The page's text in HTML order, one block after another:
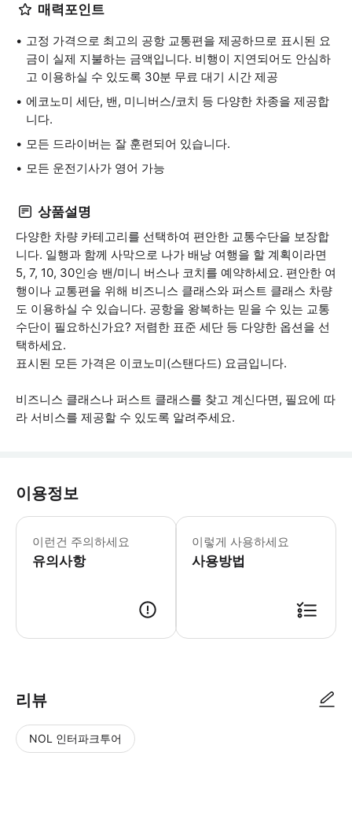
매력포인트
고정 가격으로 최고의 공항 교통편을 제공하므로 표시된 요
금이 실제 지불하는 금액입니다. 비행이 지연되어도 안심하
고 이용하실 수 있도록 30분 무료 대기 시간 제공
에코노미 세단, 밴, 미니버스/코치 등 다양한 차종을 제공합
니다.
모든 드라이버는 잘 훈련되어 있습니다.
모든 운전기사가 영어 가능
상품설명
다양한 차량 카테고리를 선택하여 편안한 교통수단을 보장합
니다. 일행과 함께 사막으로 나가 배낭 여행을 할 계획이라면
5, 7, 10, 30인승 밴/미니 버스나 코치를 예약하세요. 편안한 여
행이나 교통편을 위해 비즈니스 클래스와 퍼스트 클래스 차량
도 이용하실 수 있습니다. 공항을 왕복하는 믿을 수 있는 교통
수단이 필요하신가요? 저렴한 표준 세단 등 다양한 옵션을 선
택하세요.
표시된 모든 가격은 이코노미(스탠다드) 요금입니다.
비즈니스 클래스나 퍼스트 클래스를 찾고 계신다면, 필요에 따
라 서비스를 제공할 수 있도록 알려주세요.
이용정보
이런건 주의하세요
유의사항
* 소요시간 : 120분 (옵션에 따라 소요
이렇게 사용하세요
사용방법
리뷰
NOL 인터파크투어